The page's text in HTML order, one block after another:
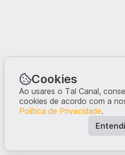
Cookies
Ao usares o Tal Canal,
cookies de acordo com a
Política de Privacidade.
Entendi